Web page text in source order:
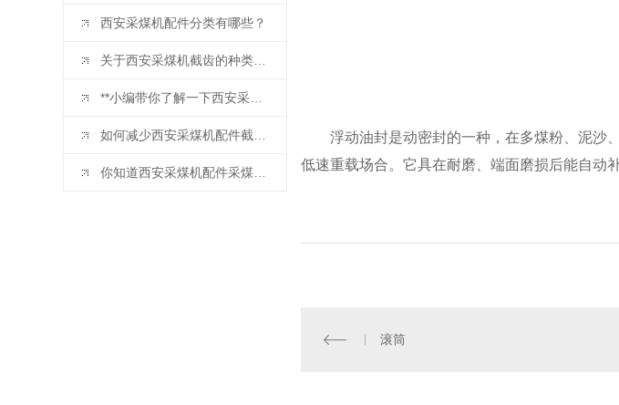
西安采煤机配件分类有哪些？
关于西安采煤机截齿的种类你知道吗？
**小编带你了解一下西安采煤机配件
如何减少西安采煤机配件截齿损耗？
你知道西安采煤机配件采煤机截齿的正确使用方式采煤机截齿的正确使用方式吗？
浮动油封是动密封的一种，在多煤粉、泥沙
低速重载场合。它具在耐磨、端面磨损后能自动
滚筒